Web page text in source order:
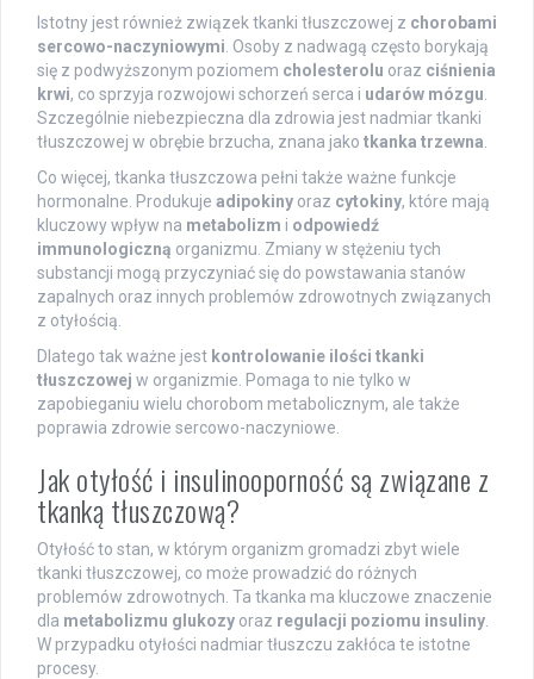
Istotny jest również związek tkanki tłuszczowej z chorobami
sercowo-naczyniowymi . Osoby z nadwagą często borykają
się z podwyższonym poziomem cholesterolu oraz ciśnienia
krwi, co sprzyja rozwojowi schorzeń serca i udarów mózgu
Szczególnie niebezpieczna dla zdrowia jest nadmiar tkanki
tłuszczowej w obrębie brzucha, znana jako tkanka trzewna
Co więcej, tkanka tłuszczowa pełni także ważne funkcje
hormonalne. Produkuje adipokiny oraz cytokiny, które mają
kluczowy wpływ na metabolizm i odpowiedź
immunologiczną organizmu. Zmiany w stężeniu tych
substancji mogą przyczyniać się do powstawania stanów
zapalnych oraz innych problemów zdrowotnych związanych
z otyłością.
Dlatego tak ważne jest kontrolowanie ilości tkanki
tłuszczowej w organizmie. Pomaga to nie tylko w
zapobieganiu wielu chorobom metabolicznym, ale także
poprawia zdrowie sercowo-naczyniowe.
Jak otyłość i insulinooporność są związane z
tkanką tłuszczową?
Otyłość to stan, w którym organizm gromadzi zbyt wiele
tkanki tłuszczowej, co może prowadzić do różnych
problemów zdrowotnych. Ta tkanka ma kluczowe znaczenie
dla metabolizmu glukozy oraz regulacji poziomu insuliny
W przypadku otyłości nadmiar tłuszczu zakłóca te istotne
procesy.